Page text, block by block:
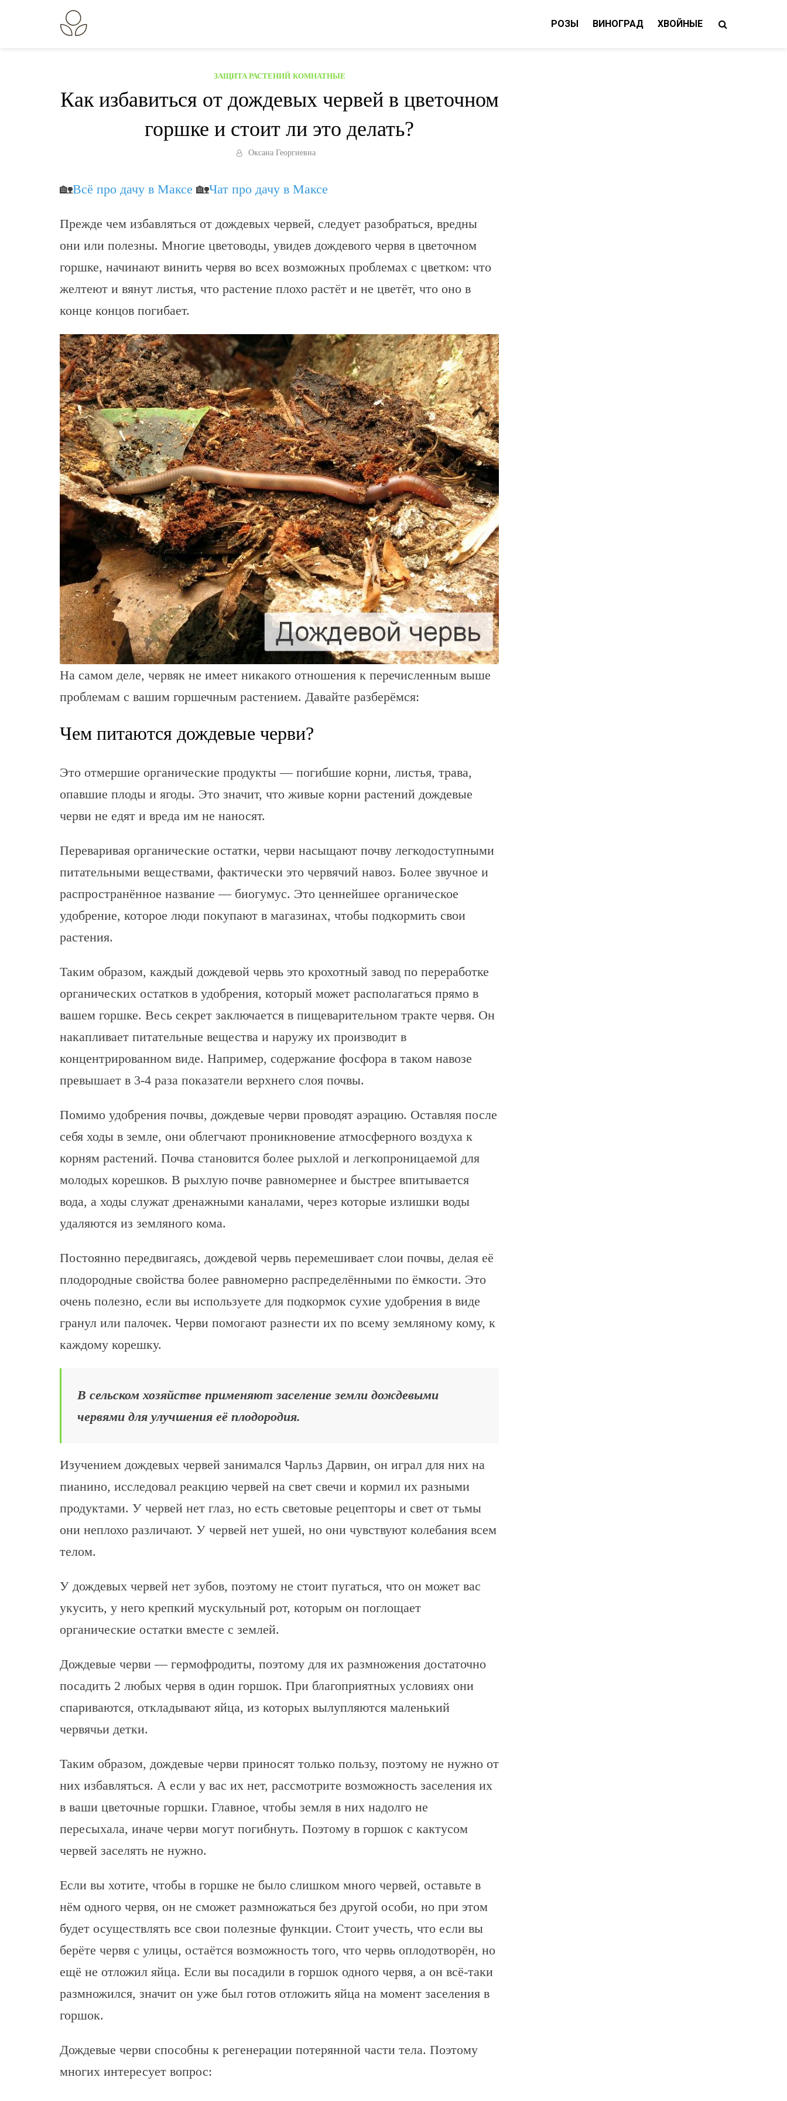
РОЗЫ ВИНОГРАД ХВОЙНЫЕ
ЗАЩИТА РАСТЕНИЙ/ КОМНАТНЫЕ
Как избавиться от дождевых червей в цветочном
горшке и стоит ли это делать?
Оксана Георгиевна
🏡Всё про дачу в Максе 🏡Чат про дачу в Максе
Прежде чем избавляться от дождевых червей, следует разобраться, вредны
они или полезны. Многие цветоводы, увидев дождевого червя в цветочном
горшке, начинают винить червя во всех возможных проблемах с цветком: что
желтеют и вянут листья, что растение плохо растёт и не цветёт, что оно в
конце концов погибает.
На самом деле, червяк не имеет никакого отношения к перечисленным выше
проблемам с вашим горшечным растением. Давайте разберёмся:
Чем питаются дождевые черви?
Это отмершие органические продукты — погибшие корни, листья, трава,
опавшие плоды и ягоды. Это значит, что живые корни растений дождевые
черви не едят и вреда им не наносят.
Переваривая органические остатки, черви насыщают почву легкодоступными
питательными веществами, фактически это червячий навоз. Более звучное и
распространённое название — биогумус. Это ценнейшее органическое
удобрение, которое люди покупают в магазинах, чтобы подкормить свои
растения.
Таким образом, каждый дождевой червь это крохотный завод по переработке
органических остатков в удобрения, который может располагаться прямо в
вашем горшке. Весь секрет заключается в пищеварительном тракте червя. Он
накапливает питательные вещества и наружу их производит в
концентрированном виде. Например, содержание фосфора в таком навозе
превышает в 3-4 раза показатели верхнего слоя почвы.
Помимо удобрения почвы, дождевые черви проводят аэрацию. Оставляя после
себя ходы в земле, они облегчают проникновение атмосферного воздуха к
корням растений. Почва становится более рыхлой и легкопроницаемой для
молодых корешков. В рыхлую почве равномернее и быстрее впитывается
вода, а ходы служат дренажными каналами, через которые излишки воды
удаляются из земляного кома.
Постоянно передвигаясь, дождевой червь перемешивает слои почвы, делая её
плодородные свойства более равномерно распределёнными по ёмкости. Это
очень полезно, если вы используете для подкормок сухие удобрения в виде
гранул или палочек. Черви помогают разнести их по всему земляному кому, к
каждому корешку.
В сельском хозяйстве применяют заселение земли дождевыми
червями для улучшения её плодородия.
Изучением дождевых червей занимался Чарльз Дарвин, он играл для них на
пианино, исследовал реакцию червей на свет свечи и кормил их разными
продуктами. У червей нет глаз, но есть световые рецепторы и свет от тьмы
они неплохо различают. У червей нет ушей, но они чувствуют колебания всем
телом.
У дождевых червей нет зубов, поэтому не стоит пугаться, что он может вас
укусить, у него крепкий мускульный рот, которым он поглощает
органические остатки вместе с землей.
Дождевые черви — гермофродиты, поэтому для их размножения достаточно
посадить 2 любых червя в один горшок. При благоприятных условиях они
спариваются, откладывают яйца, из которых вылупляются маленький
червячьи детки.
Таким образом, дождевые черви приносят только пользу, поэтому не нужно от
них избавляться. А если у вас их нет, рассмотрите возможность заселения их
в ваши цветочные горшки. Главное, чтобы земля в них надолго не
пересыхала, иначе черви могут погибнуть. Поэтому в горшок с кактусом
червей заселять не нужно.
Если вы хотите, чтобы в горшке не было слишком много червей, оставьте в
нём одного червя, он не сможет размножаться без другой особи, но при этом
будет осуществлять все свои полезные функции. Стоит учесть, что если вы
берёте червя с улицы, остаётся возможность того, что червь оплодотворён, но
ещё не отложил яйца. Если вы посадили в горшок одного червя, а он всё-таки
размножился, значит он уже был готов отложить яйца на момент заселения в
горшок.
Дождевые черви способны к регенерации потерянной части тела. Поэтому
многих интересует вопрос: